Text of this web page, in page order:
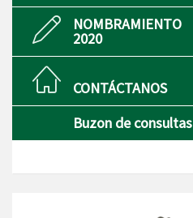
NOMBRAMIENTO
2020
CONTÁCTANOS
Buzon de consultas